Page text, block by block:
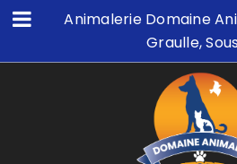
Animalerie Domaine
Graulle,